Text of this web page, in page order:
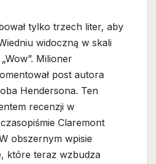
tylko trzech liter, aby
widoczną w skali
Milioner
post autora
Hendersona. Ten
recenzji w
Claremont
obszernym wpisie
które teraz wzbudza